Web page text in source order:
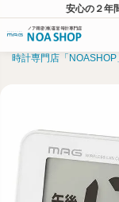
安心の２年
時計専門店「NOASHOP